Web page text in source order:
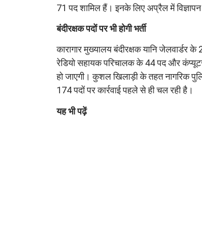
71 पद शामिल हैं। इनके लिए अप्रैल में
बंदीरक्षक पदों पर भी होगी भर्ती
कारागार मुख्यालय बंदीरक्षक यानि जेलवार्डर
रेडियो सहायक परिचालक के 44 पद और
हो जाएगी। कुशल खिलाड़ी के तहत नागरिक
174 पदों पर कार्रवाई पहले से ही चल रही है।
यह भी पढ़ें